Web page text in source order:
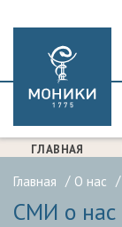
ГЛАВНАЯ
Главная О нас
СМИ о нас